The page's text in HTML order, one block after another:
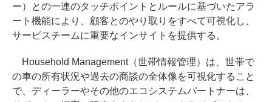
ー）との一連のタッチポイントとルールに基づいたアラ
ート機能により、顧客とのやり取りをすべて可視化し、
サービスチームに重要なインサイトを提供する。
Household Management（世帯情報管理）は、世帯で
の車の所有状況や過去の商談の全体像を可視化すること
で、ディーラーやその他のエコシステムパートナーは、